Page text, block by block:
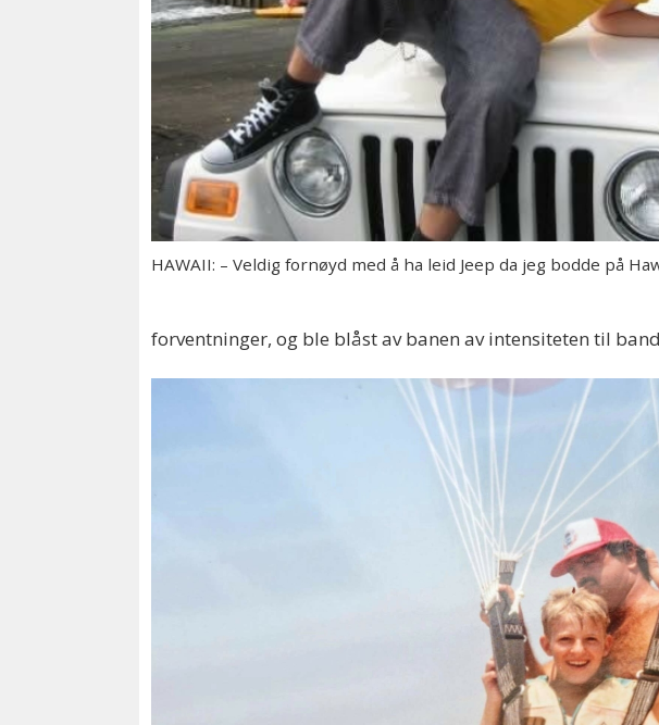
HAWAII: – Veldig fornøyd med å ha leid Jeep da jeg bodde på
forventninger, og ble blåst av banen av intensiteten til